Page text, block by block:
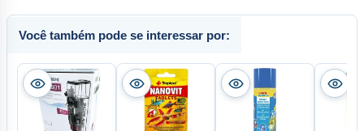
Você também pode se interessar por: